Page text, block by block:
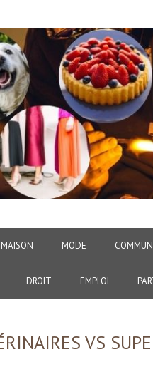
MAISON MODE
DROIT EMPLOI
VS